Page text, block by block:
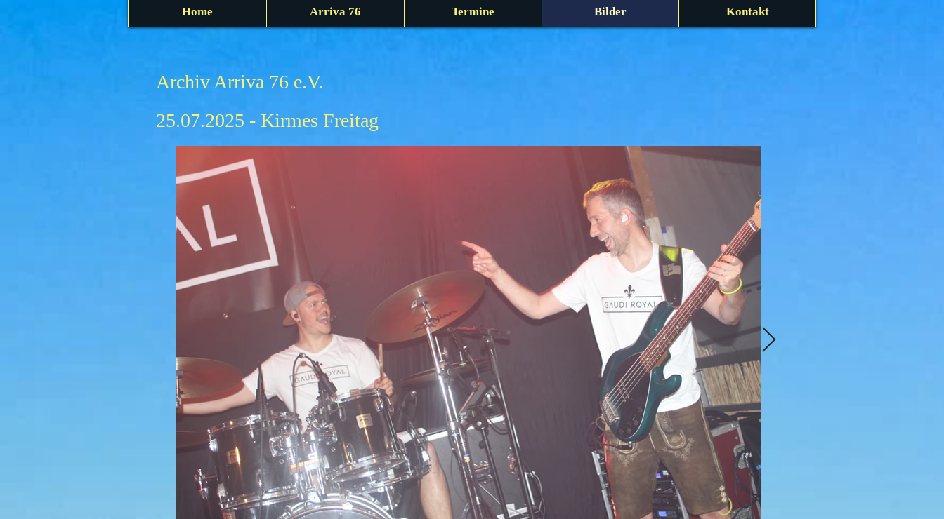
Home Arriva 76 Termine Bilder Kontakt
Archiv Arriva 76 e.V.
25.07.2025 - Kirmes Freitag